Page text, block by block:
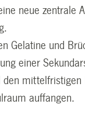
neue zentrale
Gelatine und
einer
den mittelfristigen
auffangen.